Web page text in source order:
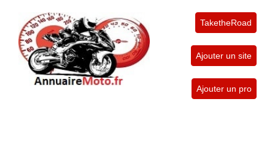
TaketheRoad
Ajouter un site
Ajouter un pro